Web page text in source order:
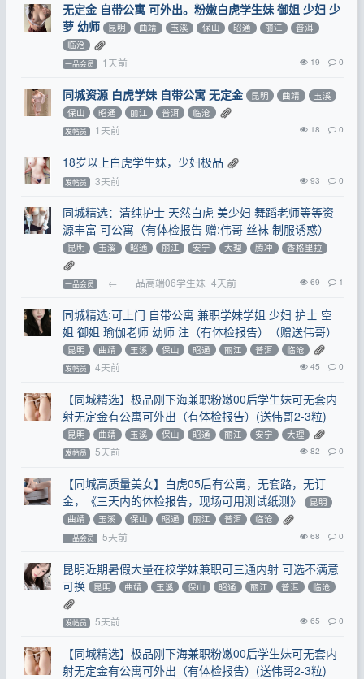
无定金 自带公寓 可外出。粉嫩白虎学生妹 御姐 少妇 少
萝 幼师
昆明 曲靖 玉溪 保山 昭通 丽江
普洱
临沧
一品会员 1天前 19 0
同城资源 白虎学妹 自带公寓 无定金 昆明 曲靖
玉溪
保山
昭通 丽江 普洱 临沧
发帖员 1天前 18 0
18岁以上白虎学生妹，少妇极品
发帖员 3天前 93 0
同城精选：清纯护士 天然白虎 美少妇 舞蹈老师等等资
源丰富 可公寓（有体检报告 赠:伟哥 丝袜 制服诱惑）
昆明 玉溪 昭通 丽江 安宁 大理 腾冲 香格里拉
一品会员 ← 一品高端06学生妹 4天前 69 1
同城精选:可上门 自带公寓 兼职学妹学姐 少妇 护士 空
姐 御姐 瑜伽老师 幼师 注（有体检报告）（赠送伟哥）
昆明 曲靖 玉溪 保山 昭通 丽江 普洱 临沧
发帖员 4天前 45 0
【同城精选】极品刚下海兼职粉嫩00后学生妹可无套内
射无定金有公寓可外出（有体检报告）(送伟哥2-3粒)
昆明 曲靖 玉溪 保山 昭通 丽江 安宁 大理
发帖员 5天前 82 0
【同城高质量美女】白虎05后有公寓，无套路，无订
金，《三天内的体检报告，现场可用测试纸测》
昆明
曲靖
玉溪 保山 昭通 丽江 普洱 临沧
一品会员 5天前 68 0
昆明近期暑假大量在校学妹兼职可三通内射 可选不满意
可换
昆明 曲靖 玉溪 保山 昭通 丽江 普洱 临沧
发帖员 5天前 65 0
【同城精选】极品刚下海兼职粉嫩00后学生妹可无套内
射无定金有公寓可外出（有体检报告）(送伟哥2-3粒)